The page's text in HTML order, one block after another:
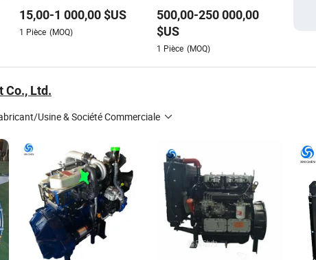
Fournissant une puissance
constante pour les machines
agricoles, les camions et les
15,00-1 000,00 $US
1 Pièce (MOQ)
Générateur silencieux à
moteur Diesel Essence
Électrique Énergie Qsk60
Qsk19 Qsk 23 Kta50 Kta38
Kta15for Cummins
500,00-250 000,00
$US
1 Pièce (MOQ)
Co., Ltd.
Usine & Société Commerciale